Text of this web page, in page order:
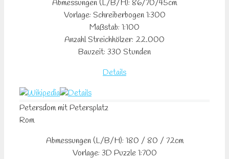
Abmessungen (L/B/H): 86/70/45cm
Vorlage: Schreiberbogen 1:300
Maßstab: 1:100
Anzahl Streichhölzer: 22.000
Bauzeit: 330 Stunden
Details
Petersdom mit Petersplatz
Rom
Abmessungen (L/B/H): 180 / 80 / 72cm
Vorlage: 3D Puzzle 1:700